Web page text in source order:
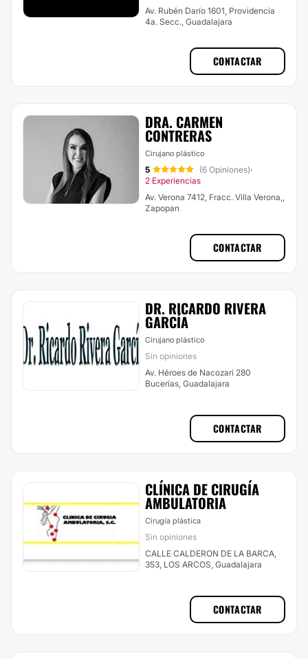
Av. Rubén Darío 1601, Providencia
4a. Secc., Guadalajara
CONTACTAR
DRA. CARMEN
CONTRERAS
Cirujano plástico
5 (6 Opiniones)·
2 Experiencias
Av. Verona 7412, Fracc. Villa Verona,,
Zapopan
CONTACTAR
DR. RICARDO RIVERA
GARCÍA
Cirujano plástico
Sin opiniones
Av. Héroes de Nacozari 280
Bucerías, Guadalajara
CONTACTAR
CLÍNICA DE CIRUGÍA
AMBULATORIA
Cirugía plástica
Sin opiniones
CALLE CALDERON DE LA BARCA,
353, LOS ARCOS, Guadalajara
CONTACTAR